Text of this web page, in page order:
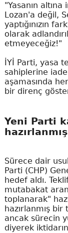
"Yasanın
Lozan'a değil,
yaptığınızın
olarak
etmeyeceğiz!"
İYİ Parti, yasa
sahiplerine
aşamasında
bir direnç
Yeni Parti
Sürece dair
Parti (CHP)
hedef aldı.
mutabakat
toplanarak"
hazırlanmış bir
ancak sürecin
diyerek